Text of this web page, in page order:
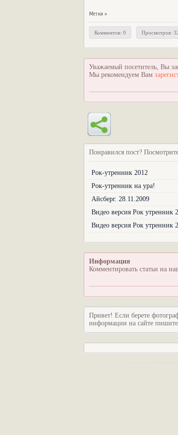
Метки »
Комментов: 0 Просмотров:
Уважаемый посетитель, Вы
Мы рекомендуем Вам
Понравился пост?
Рок-утренник 2012
Рок-утренник на ура!
Айсберг. 28.11.2009
Видео версия Рок утренник
Видео версия Рок утренник
Информация
Комментировать статьи на
Привет! Если берете
информации на сайте